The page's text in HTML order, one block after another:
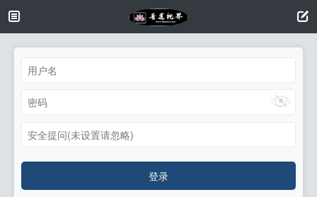
安全提问(未设置请忽略)
登录